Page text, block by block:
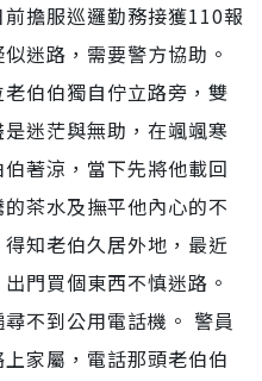
擔服巡邏勤務接獲110報
迷路，需要警方協助。
伯伯獨自佇立路旁，雙
迷茫與無助，在颯颯寒
著涼，當下先將他載回
茶水及撫平他內心的不
知老伯久居外地，最近
門買個東西不慎迷路。
不到公用電話機。 警員
家屬，電話那頭老伯伯